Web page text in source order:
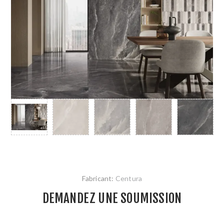
Fabricant: Centura
DEMANDEZ UNE SOUMISSION